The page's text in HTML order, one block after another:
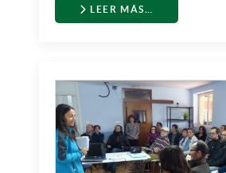
LEER MÁS…